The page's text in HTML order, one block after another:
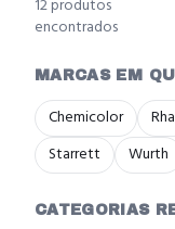
12produtos
encontrados
MARCAS EM
Chemicolor
Starrett
Wurth
CATEGORIAS